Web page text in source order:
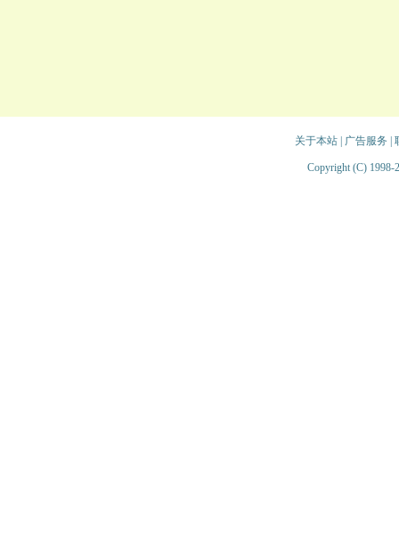
关于本站| 广告服务
Copyright (C) 1998-